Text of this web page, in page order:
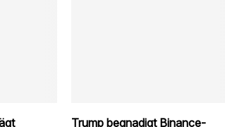
Trump begnadigt Binance-